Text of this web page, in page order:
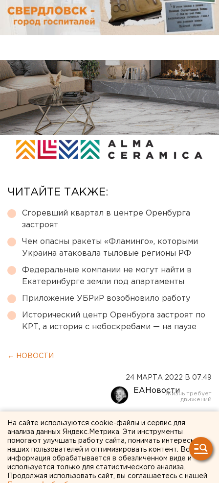
ЧИТАЙТЕ ТАКЖЕ:
Сгоревший квартал в центре Оренбурга
застроят
Чем опасны ракеты «Фламинго», которыми
Украина атаковала тыловые регионы РФ
Федеральные компании не могут найти в
Екатеринбурге земли под апартаменты
Приложение УБРиР возобновило работу
Исторический центр Оренбурга застроят по
КРТ, а история с небоскребами — на паузе
← НОВОСТИ
24 МАРТА 2022 В 07:49
ЕАНовости
Доступ к агрегатору
новостей Google News
ограничен в России
На сайте используются cookie-файлы и сервис для
анализа данных Яндекс.Метрика. Эти инструменты
помогают улучшать работу сайта, понимать интересы
наших пользователей и оптимизировать контент. Вся
информация обрабатывается в обезличенном виде и
используется только для статистического анализа.
Продолжая использовать сайт, вы соглашаетесь с нашей